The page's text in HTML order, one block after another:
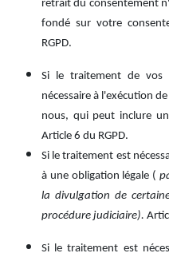
retrait du consentement
fondé sur votre
RGPD.
Si le traitement de vos
nécessaire à l'exécution
nous, qui peut inclure
Article 6 du RGPD.
Si le traitement est
à une obligation légale (
la divulgation de
procédure judiciaire).
Si le traitement est